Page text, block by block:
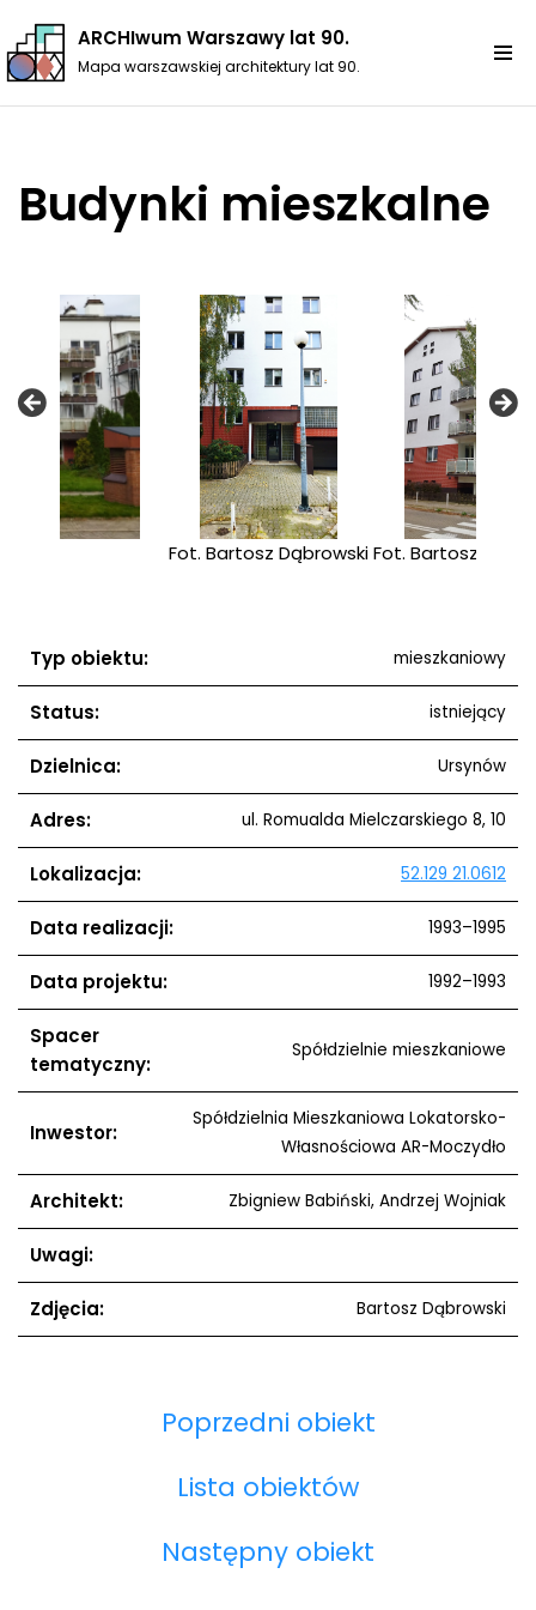
Przejdź
ARCHIwum Warszawy lat 90.
Mapa warszawskiej architektury lat 90.
Budynki mieszkalne
Fot. Bartosz DąbrowskiFot. Bartosz
Typ obiektu: mieszkaniowy
Status: istniejący
Dzielnica: Ursynów
Adres: ul. Romualda Mielczarskiego 8, 10
Lokalizacja: 52.129 21.0612
Data realizacji: 1993–1995
Data projektu: 1992–1993
Spacer
tematyczny:
Spółdzielnie mieszkaniowe
Inwestor:
Spółdzielnia Mieszkaniowa Lokatorsko-
Własnościowa AR-Moczydło
Architekt: Zbigniew Babiński, Andrzej Wojniak
Uwagi:
Zdjęcia: Bartosz Dąbrowski
Poprzedni obiekt
Lista obiektów
Następny obiekt